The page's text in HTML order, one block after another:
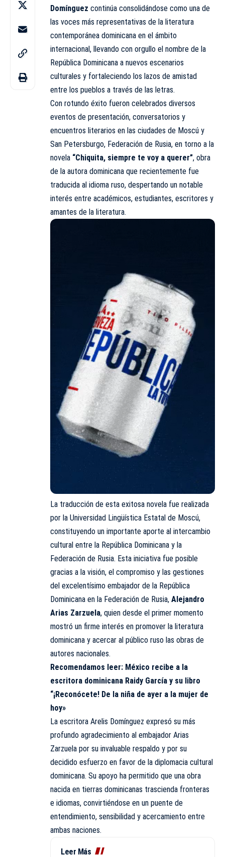
Domínguez continúa consolidándose como una de
las voces más representativas de la literatura
contemporánea dominicana en el ámbito
internacional, llevando con orgullo el nombre de la
República Dominicana a nuevos escenarios
culturales y fortaleciendo los lazos de amistad
entre los pueblos a través de las letras.
Con rotundo éxito fueron celebrados diversos
eventos de presentación, conversatorios y
encuentros literarios en las ciudades de Moscú y
San Petersburgo, Federación de Rusia, en torno a la
novela “Chiquita, siempre te voy a querer”, obra
de la autora dominicana que recientemente fue
traducida al idioma ruso, despertando un notable
interés entre académicos, estudiantes, escritores y
amantes de la literatura.
La traducción de esta exitosa novela fue realizada
por la Universidad Lingüística Estatal de Moscú,
constituyendo un importante aporte al intercambio
cultural entre la República Dominicana y la
Federación de Rusia. Esta iniciativa fue posible
gracias a la visión, el compromiso y las gestiones
del excelentísimo embajador de la República
Dominicana en la Federación de Rusia, Alejandro
Arias Zarzuela, quien desde el primer momento
mostró un firme interés en promover la literatura
dominicana y acercar al público ruso las obras de
autores nacionales.
Recomendamos leer: México recibe a la
escritora dominicana Raidy García y su libro
“¡Reconócete! De la niña de ayer a la mujer de
hoy»
La escritora Arelis Domínguez expresó su más
profundo agradecimiento al embajador Arias
Zarzuela por su invaluable respaldo y por su
decidido esfuerzo en favor de la diplomacia cultural
dominicana. Su apoyo ha permitido que una obra
nacida en tierras dominicanas trascienda fronteras
e idiomas, convirtiéndose en un puente de
entendimiento, sensibilidad y acercamiento entre
ambas naciones.
Leer Más